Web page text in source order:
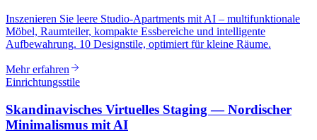
Inszenieren Sie leere Studio-Apartments mit AI – multifunktionale
Möbel, Raumteiler, kompakte Essbereiche und intelligente
Aufbewahrung. 10 Designstile, optimiert für kleine Räume.
Mehr erfahren
Einrichtungsstile
Skandinavisches Virtuelles Staging — Nordischer
Minimalismus mit AI